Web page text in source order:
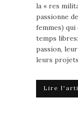
la « res
passionne
femmes)
temps
passion,
leurs
Lire